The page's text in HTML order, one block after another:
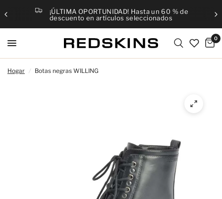
¡ÚLTIMA OPORTUNIDAD! Hasta un 60 % de
descuento en artículos seleccionados
0
Hogar / Botas negras WILLING